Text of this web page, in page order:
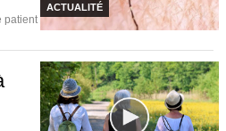
ACTUALITÉ
patient